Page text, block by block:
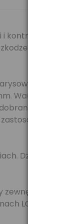
zdjęć
Warstwy
że jest
Dzięki
LCD (High